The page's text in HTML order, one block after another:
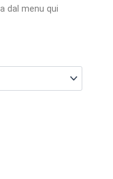
dal menu qui